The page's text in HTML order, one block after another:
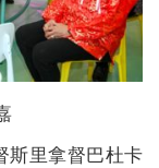
斯里拿督巴杜卡